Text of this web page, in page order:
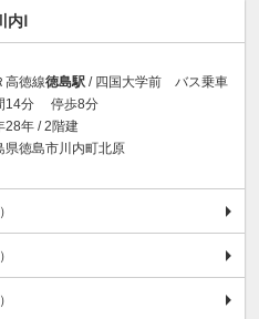
内Ⅰ
高徳線徳島駅 / 四国大学前 バス乗車
14分 停歩8分
28年 / 2階建
県徳島市川内町北原
）
）
）